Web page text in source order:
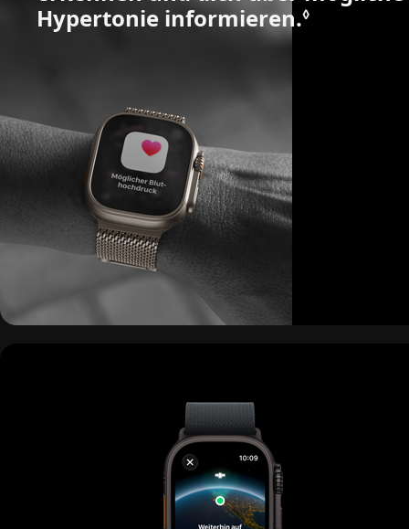
Hypertonie informieren.◊